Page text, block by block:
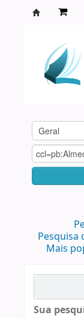
Pesquisa
Mais
Sua